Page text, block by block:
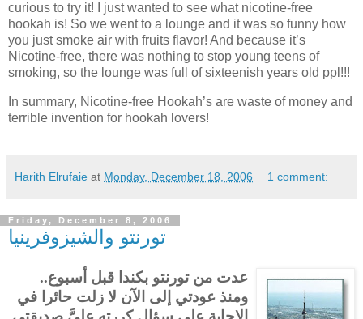
curious to try it! I just wanted to see what nicotine-free
hookah is! So we went to a lounge and it was so funny how
you just smoke air with fruits flavor! And because it’s
Nicotine-free, there was nothing to stop young teens of
smoking, so the lounge was full of sixteenish years old ppl!!!
In summary, Nicotine-free Hookah’s are waste of money and
terrible invention for hookah lovers!
Harith Elrufaie at Monday, December 18, 2006 1 comment:
Friday, December 8, 2006
تورنتو والشيزوفرينيا
عدت من تورنتو بكندا قبل أسبوع..
ومنذ عودتي إلى الآن لا زلت حائرا في